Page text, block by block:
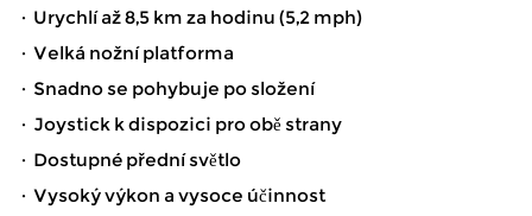
· Urychlí až 8,5 km za hodinu (5,2 mph)
· Velká nožní platforma
· Snadno se pohybuje po složení
· Joystick k dispozici pro obě strany
· Dostupné přední světlo
· Vysoký výkon a vysoce účinnost